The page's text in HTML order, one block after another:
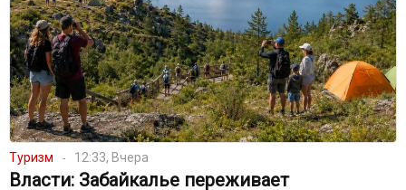
Туризм 12:33, Вчера
Власти: Забайкалье переживает